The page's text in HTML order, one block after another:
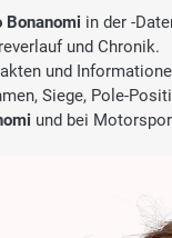
Bonanomi in der -
und Chronik.
und
Siege, Pole-
und bei